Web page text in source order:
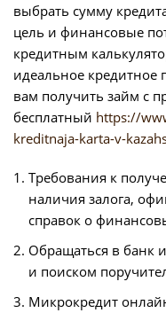
выбрать сумму
цель и финансовые
кредитным
идеальное кредитное
вам получить займ с
бесплатный https://
kreditnaja-karta-v-
Требования к
наличия залога,
справок о
Обращаться в банк
и поиском
Микрокредит